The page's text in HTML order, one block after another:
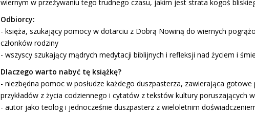
wiernym w przeżywaniu tego trudnego czasu, jakim jest strata kogoś
Odbiorcy:
- księża, szukający pomocy w dotarciu z Dobrą Nowiną do wiernych
członków rodziny
- wszyscy szukający mądrych medytacji biblijnych i refleksji nad życiem i
Dlaczego warto nabyć tę książkę?
- niezbędna pomoc w posłudze każdego duszpasterza, zawierająca gotowe
przykładów z życia codziennego i cytatów z tekstów kultury poruszających
- autor jako teolog i jednocześnie duszpasterz z wieloletnim